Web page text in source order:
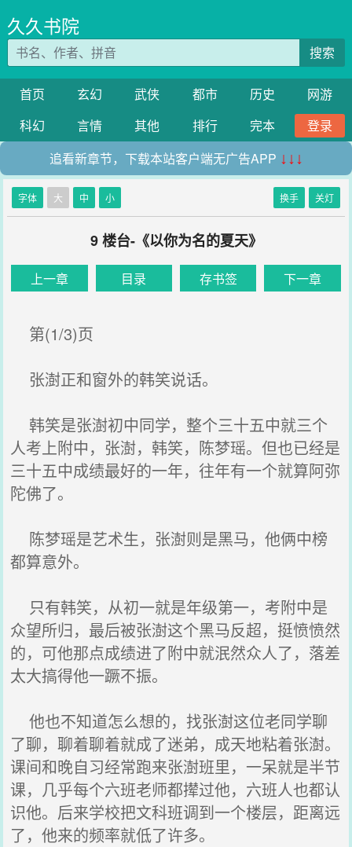
久久书院
搜索
首页 玄幻 武侠 都市 历史
网游
科幻
言情 其他 排行 完本
登录
追看新章节，下载本站客户端无广告APP ↓↓↓
字体 大 中 小 换手 关灯
9 楼台-《以你为名的夏天》
上一章 目录 存书签 下一章
第(1/3)页
张澍正和窗外的韩笑说话。
韩笑是张澍初中同学，整个三十五中就三个
人考上附中，张澍，韩笑，陈梦瑶。但也已经是
三十五中成绩最好的一年，往年有一个就算阿弥
陀佛了。
陈梦瑶是艺术生，张澍则是黑马，他俩中榜
都算意外。
只有韩笑，从初一就是年级第一，考附中是
众望所归，最后被张澍这个黑马反超，挺愤愤然
的，可他那点成绩进了附中就泯然众人了，落差
太大搞得他一蹶不振。
他也不知道怎么想的，找张澍这位老同学聊
了聊，聊着聊着就成了迷弟，成天地粘着张澍。
课间和晚自习经常跑来张澍班里，一呆就是半节
课，几乎每个六班老师都撵过他，六班人也都认
识他。后来学校把文科班调到一个楼层，距离远
了，他来的频率就低了许多。